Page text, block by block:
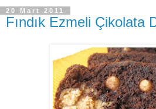
20 Mart 2011
Fındık Ezmeli Çikolata